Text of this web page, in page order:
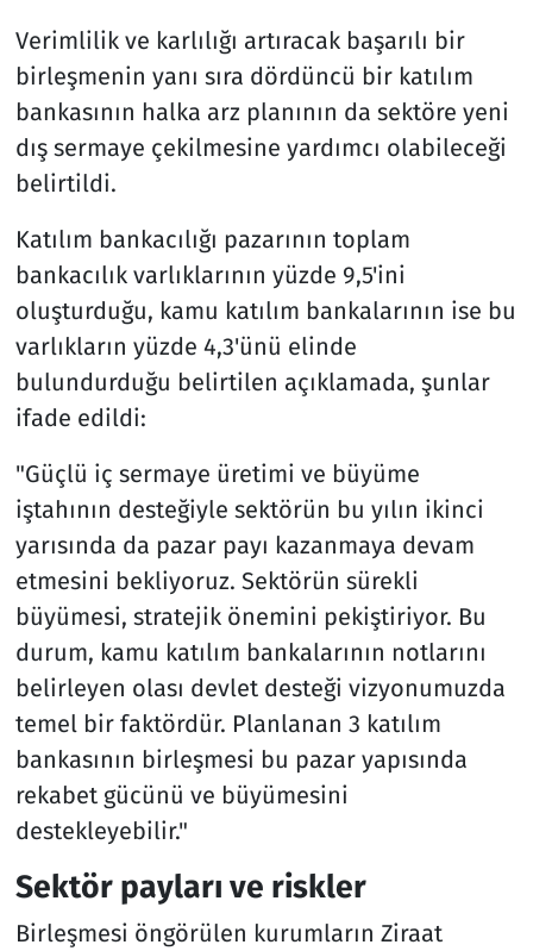
Verimlilik ve karlılığı artıracak başarılı bir
birleşmenin yanı sıra dördüncü bir katılım
bankasının halka arz planının da sektöre yeni
dış sermaye çekilmesine yardımcı olabileceği
belirtildi.
Katılım bankacılığı pazarının toplam
bankacılık varlıklarının yüzde 9,5'ini
oluşturduğu, kamu katılım bankalarının ise bu
varlıkların yüzde 4,3'ünü elinde
bulundurduğu belirtilen açıklamada, şunlar
ifade edildi:
"Güçlü iç sermaye üretimi ve büyüme
iştahının desteğiyle sektörün bu yılın ikinci
yarısında da pazar payı kazanmaya devam
etmesini bekliyoruz. Sektörün sürekli
büyümesi, stratejik önemini pekiştiriyor. Bu
durum, kamu katılım bankalarının notlarını
belirleyen olası devlet desteği vizyonumuzda
temel bir faktördür. Planlanan 3 katılım
bankasının birleşmesi bu pazar yapısında
rekabet gücünü ve büyümesini
destekleyebilir."
Sektör payları ve riskler
Birleşmesi öngörülen kurumların Ziraat